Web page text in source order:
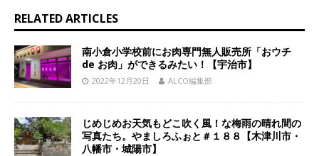
RELATED ARTICLES
南小倉小学校前にお肉専門無人販売所「おウチ
de お肉」ができるみたい！【宇治市】
2022年12月20日 ALCO編集部
じめじめお天気もどこ吹く風！な梅雨の晴れ間の
写真たち。やましろふぉと＃１８８【木津川市・
八幡市・城陽市】